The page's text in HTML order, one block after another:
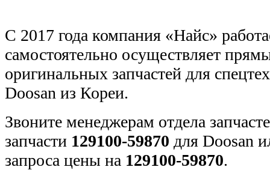
С 2017 года компания «Найс»
самостоятельно осуществляет
оригинальных запчастей для
Doosan из Кореи.
Звоните менеджерам отдела
запчасти 129100-59870 для Doosan
запроса цены на 129100-59870.